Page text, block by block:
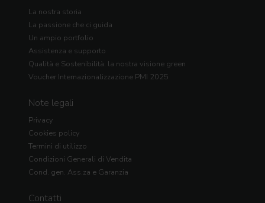
La nostra storia
La passione che ci guida
Un ampio portfolio
Assistenza e supporto
Qualità e Sostenibilità: la nostra visione green
Voucher Internazionalizzazione PMI 2025
Note legali
Privacy
Cookies policy
Termini di utilizzo
Condizioni Generali di Vendita
Cond. gen. Ass.za e Garanzia
Contatti